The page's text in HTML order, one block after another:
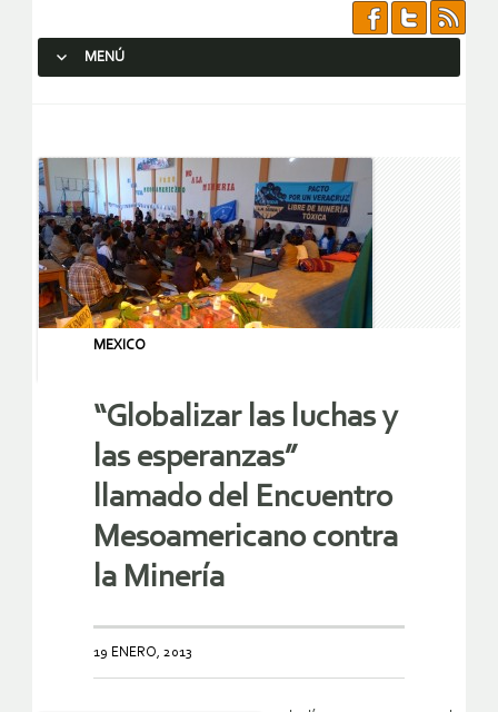
MENÚ
MEXICO
“Globalizar las luchas y
las esperanzas”
llamado del Encuentro
Mesoamericano contra
la Minería
19 ENERO, 2013